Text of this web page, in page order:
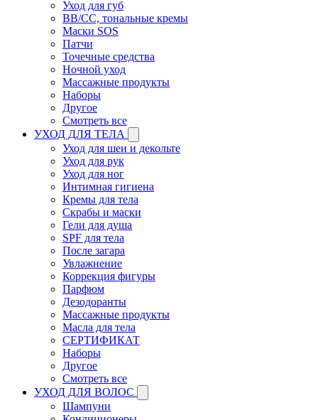
Уход для губ
BB/CC, тональные кремы
Маски SOS
Патчи
Точечные средства
Ночной уход
Массажные продукты
Наборы
Другое
Смотреть все
УХОД ДЛЯ ТЕЛА
Уход для шеи и декольте
Уход для рук
Уход для ног
Интимная гигиена
Кремы для тела
Скрабы и маски
Гели для душа
SPF для тела
После загара
Увлажнение
Коррекция фигуры
Парфюм
Дезодоранты
Массажные продукты
Масла для тела
СЕРТИФИКАТ
Наборы
Другое
Смотреть все
УХОД ДЛЯ ВОЛОС
Шампуни